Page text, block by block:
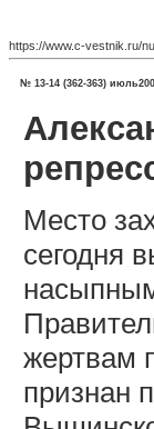
https://www.c-vestnik.ru/
№ 13-14 (362-363)
Место
сегодня
жертвам
признан